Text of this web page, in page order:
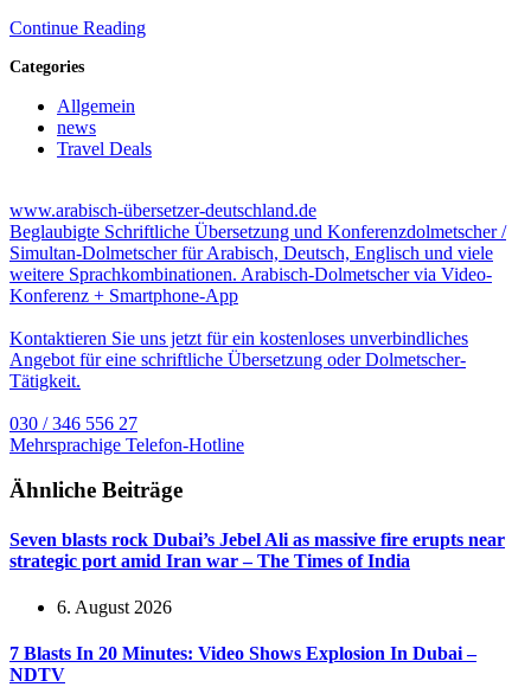
Continue Reading
Categories
Allgemein
news
Travel Deals
www.arabisch-übersetzer-deutschland.de
Beglaubigte Schriftliche Übersetzung und Konferenzdolmetscher /
Simultan-Dolmetscher für Arabisch, Deutsch, Englisch und viele
weitere Sprachkombinationen. Arabisch-Dolmetscher via Video-
Konferenz + Smartphone-App
Kontaktieren Sie uns jetzt für ein kostenloses unverbindliches
Angebot für eine schriftliche Übersetzung oder Dolmetscher-
Tätigkeit.
030 / 346 556 27
Mehrsprachige Telefon-Hotline
Ähnliche Beiträge
Seven blasts rock Dubai’s Jebel Ali as massive fire erupts near
strategic port amid Iran war – The Times of India
6. August 2026
7 Blasts In 20 Minutes: Video Shows Explosion In Dubai –
NDTV